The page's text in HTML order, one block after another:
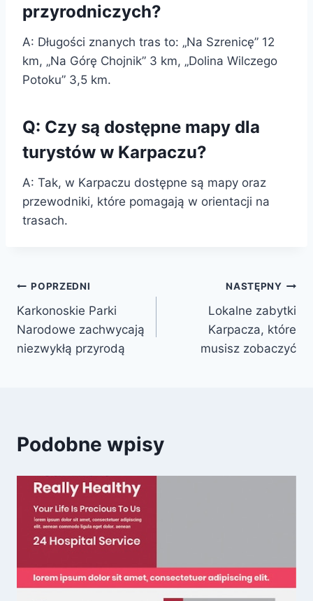
przyrodniczych?
A: Długości znanych tras to: „Na Szrenicę” 12
km, „Na Górę Chojnik” 3 km, „Dolina Wilczego
Potoku” 3,5 km.
Q: Czy są dostępne mapy dla
turystów w Karpaczu?
A: Tak, w Karpaczu dostępne są mapy oraz
przewodniki, które pomagają w orientacji na
trasach.
Nawigacja
wpisu
POPRZEDNI
Karkonoskie Parki
Narodowe zachwycają
niezwykłą przyrodą
NASTĘPNY
Lokalne zabytki
Karpacza, które
musisz zobaczyć
Podobne wpisy